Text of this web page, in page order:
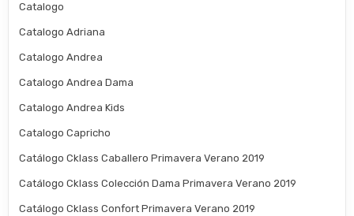
Catalogo
Catalogo Adriana
Catalogo Andrea
Catalogo Andrea Dama
Catalogo Andrea Kids
Catalogo Capricho
Catálogo Cklass Caballero Primavera Verano 2019
Catálogo Cklass Colección Dama Primavera Verano 2019
Catálogo Cklass Confort Primavera Verano 2019